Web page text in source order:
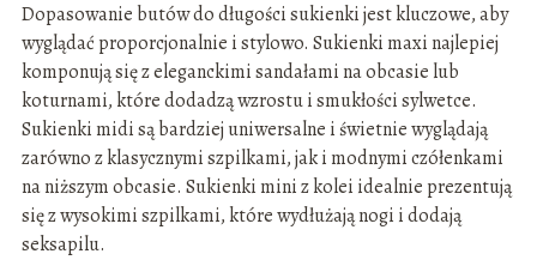
Dopasowanie butów do długości sukienki jest kluczowe, aby
wyglądać proporcjonalnie i stylowo. Sukienki maxi najlepiej
komponują się z eleganckimi sandałami na obcasie lub
koturnami, które dodadzą wzrostu i smukłości sylwetce.
Sukienki midi są bardziej uniwersalne i świetnie wyglądają
zarówno z klasycznymi szpilkami, jak i modnymi czółenkami
na niższym obcasie. Sukienki mini z kolei idealnie prezentują
się z wysokimi szpilkami, które wydłużają nogi i dodają
seksapilu.